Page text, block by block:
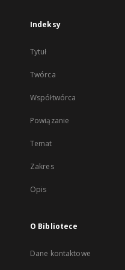
Indeksy
Tytuł
Twórca
Współtwórca
Powiązanie
Temat
Zakres
Opis
O Bibliotece
Dane kontaktowe